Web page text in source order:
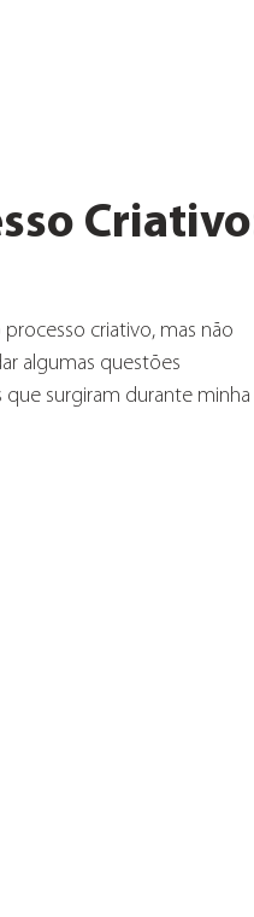
criativo, mas não
algumas questões
surgiram durante minha